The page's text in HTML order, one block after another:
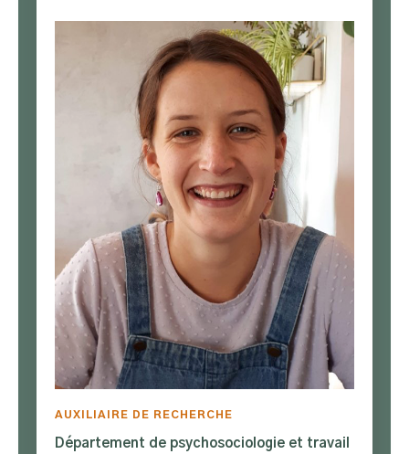
AUXILIAIRE DE RECHERCHE
Département de psychosociologie et travail